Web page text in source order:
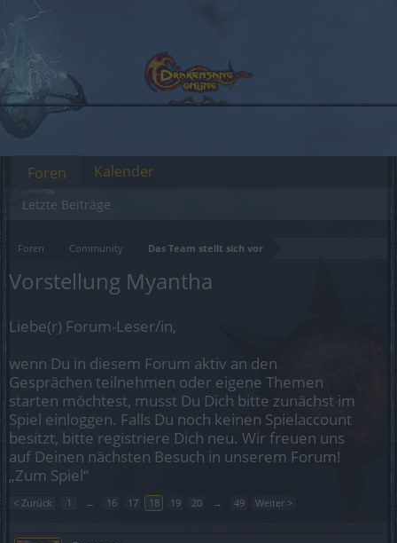
Foren Community Das Team stellt sich vor
Vorstellung Myantha
Liebe(r) Forum-Leser/in,
wenn Du in diesem Forum aktiv an den
Gesprächen teilnehmen oder eigene Themen
starten möchtest, musst Du Dich bitte zunächst im
Spiel einloggen. Falls Du noch keinen Spielaccount
besitzt, bitte registriere Dich neu. Wir freuen uns
auf Deinen nächsten Besuch in unserem Forum!
„Zum Spiel“
< Zurück 1 ← 16 17 18 19 20 → 49 Weiter >
Foren
Letzte Beiträge
Kalender